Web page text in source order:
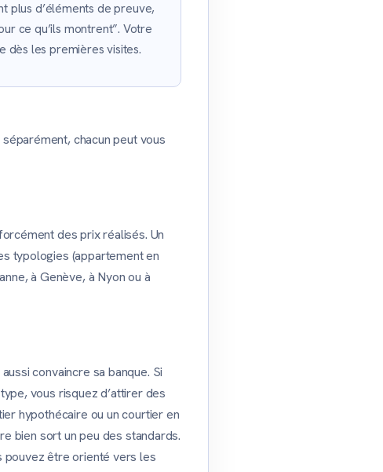
plus d’éléments de preuve,
ce qu’ils montrent”. Votre
dès les premières visites.
chacun peut vous
des prix réalisés. Un
typologies (appartement en
à Genève, à Nyon ou à
convaincre sa banque. Si
vous risquez d’attirer des
hypothécaire ou un courtier en
bien sort un peu des standards.
pouvez être orienté vers les